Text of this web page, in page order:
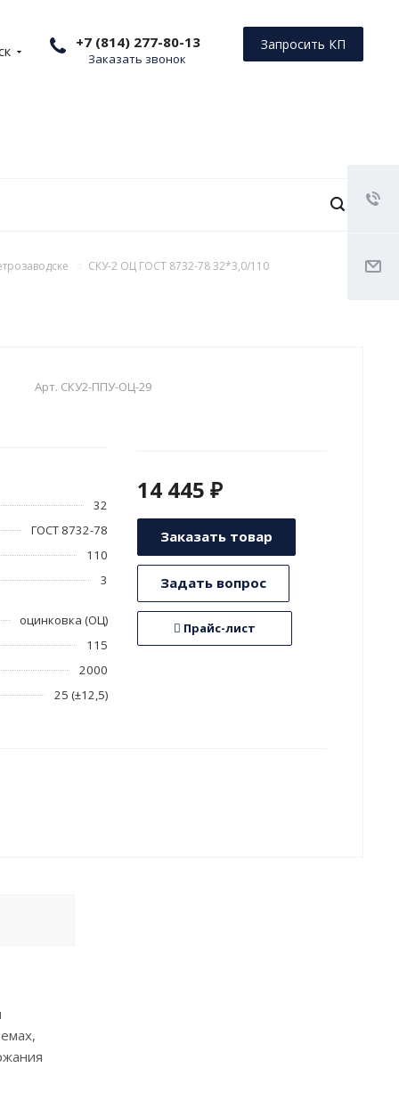
+7 (814) 277-80-13
Заказать звонок
Запросить КП
СКУ-2 ОЦ ГОСТ 8732-78 32*3,0/110
Арт. СКУ2-ППУ-ОЦ-29
32
ГОСТ 8732-78
110
3
оцинковка (ОЦ)
115
2000
25 (±12,5)
14 445 ₽
Заказать товар
Задать вопрос
Прайс-лист